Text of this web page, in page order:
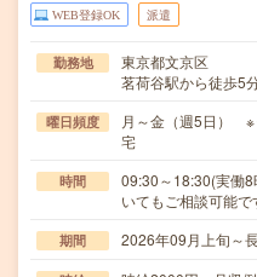
WEB登録OK 派遣
勤務地
東京都文京区
茗荷谷駅から徒歩5
曜日頻度
月～金（週5日）
宅
時間
09:30～18:30(実働
いてもご相談可能で
期間 2026年09月上旬～